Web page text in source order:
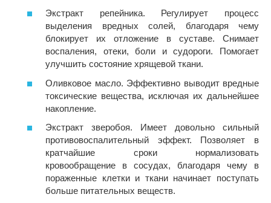
Экстракт репейника. Регулирует процесс
выделения вредных солей, благодаря чему
блокирует их отложение в суставе. Снимает
воспаления, отеки, боли и судороги. Помогает
улучшить состояние хрящевой ткани.
Оливковое масло. Эффективно выводит вредные
токсические вещества, исключая их дальнейшее
накопление.
Экстракт зверобоя. Имеет довольно сильный
противовоспалительный эффект. Позволяет в
кратчайшие сроки нормализовать
кровообращение в сосудах, благодаря чему в
пораженные клетки и ткани начинает поступать
больше питательных веществ.